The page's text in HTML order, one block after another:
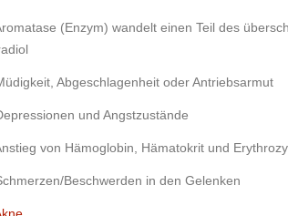
(Enzym) wandelt einen Teil des
Abgeschlagenheit oder Antriebsarmut
und Angstzustände
von Hämoglobin, Hämatokrit und
Beschwerden in den Gelenken